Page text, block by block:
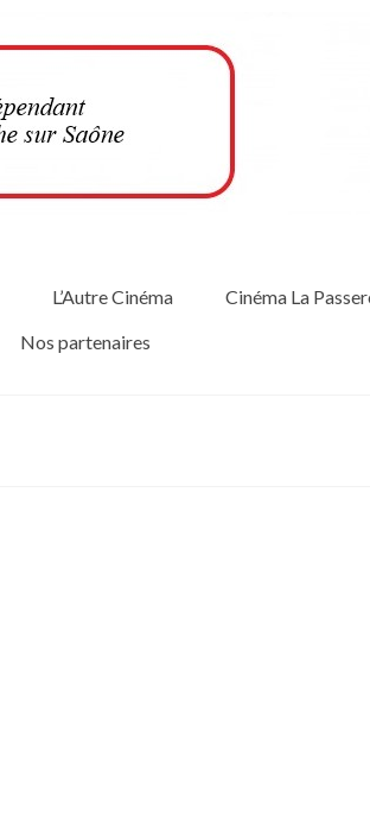
L’Autre Cinéma
Cinéma La
Nos partenaires